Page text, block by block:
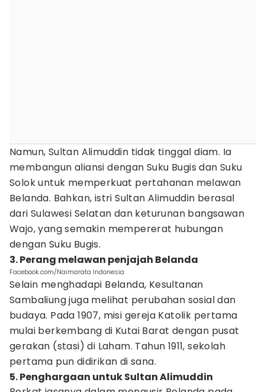
Namun, Sultan Alimuddin tidak tinggal diam. Ia
membangun aliansi dengan Suku Bugis dan Suku
Solok untuk memperkuat pertahanan melawan
Belanda. Bahkan, istri Sultan Alimuddin berasal
dari Sulawesi Selatan dan keturunan bangsawan
Wajo, yang semakin mempererat hubungan
dengan Suku Bugis.
3. Perang melawan penjajah Belanda
Facebook.com/Naimarata Indonesia
Selain menghadapi Belanda, Kesultanan
Sambaliung juga melihat perubahan sosial dan
budaya. Pada 1907, misi gereja Katolik pertama
mulai berkembang di Kutai Barat dengan pusat
gerakan (stasi) di Laham. Tahun 1911, sekolah
pertama pun didirikan di sana.
5. Penghargaan untuk Sultan Alimuddin